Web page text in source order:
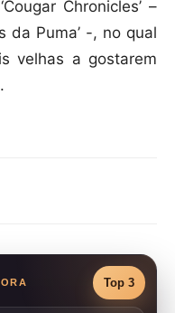
Chronicles’ –
da Puma’ -, no qual
velhas a gostarem
Top 3